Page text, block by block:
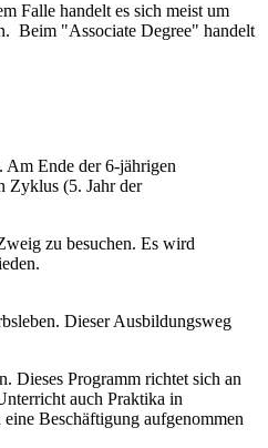
Falle handelt es sich meist um
Beim "Associate Degree" handelt
Am Ende der 6-jährigen
Zyklus (5. Jahr der
zu besuchen. Es wird
Dieser Ausbildungsweg
Dieses Programm richtet sich an
auch Praktika in
Beschäftigung aufgenommen